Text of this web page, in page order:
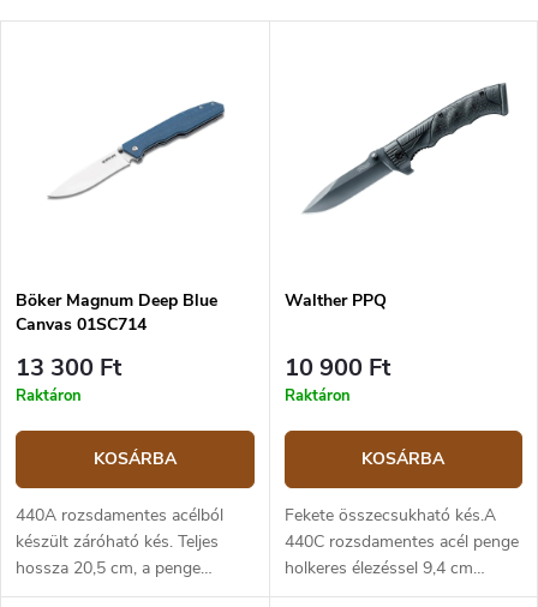
Böker Magnum Deep Blue
Canvas 01SC714
13 300 Ft
Raktáron
KOSÁRBA
440A rozsdamentes acélból
készült záróható kés. Teljes
hossza 20,5 cm, a penge
hossza 9 cm. Kék micarta
Walther PPQ
10 900 Ft
Raktáron
KOSÁRBA
Fekete összecsukható kés.A
440C rozsdamentes acél penge
holkeres élezéssel 9,4 cm
hosszú. Egyszerűen kinyitható